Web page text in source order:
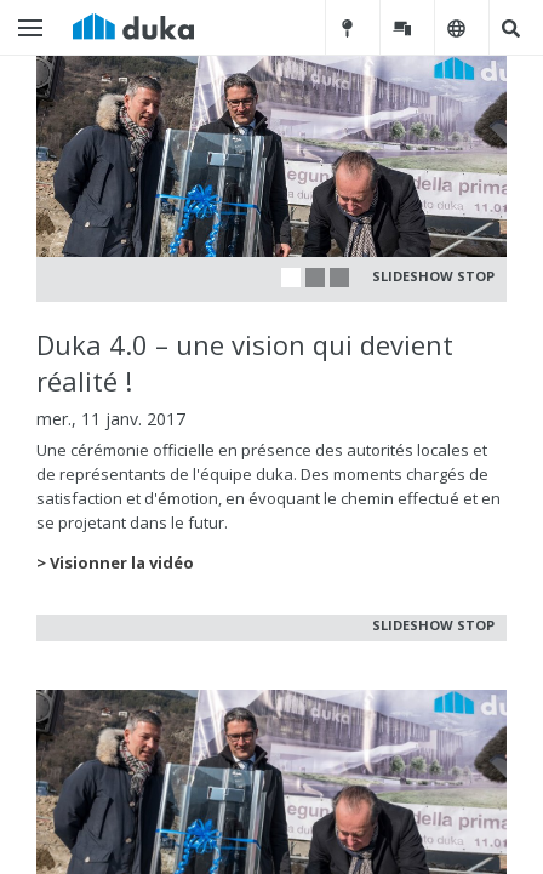
SLIDESHOW STOP
Duka 4.0 – une vision qui devient
réalité !
mer., 11 janv. 2017
Une cérémonie officielle en présence des autorités locales et
de représentants de l'équipe duka. Des moments chargés de
satisfaction et d'émotion, en évoquant le chemin effectué et en
se projetant dans le futur.
> Visionner la vidéo
SLIDESHOW STOP